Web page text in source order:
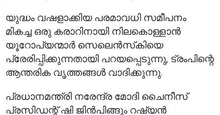
യുദ്ധം വഷളാക്കിയ പരമാവധി സമീപനം
മികച്ച ഒരു കരാറിനായി നിലകൊള്ളാൻ
യൂറോപ്യന്മാർ സെലെൻസ്‌കിയെ
പ്രേരിപ്പിക്കുന്നതായി പറയപ്പെടുന്നു, ട്രംപിന്റെ
ആന്തരിക വൃത്തങ്ങൾ വാദിക്കുന്നു.
പ്രധാനമന്ത്രി നരേന്ദ്ര മോദി ചൈനീസ്
പ്രസിഡന്റ് ഷി ജിൻപിങ്ങും റഷ്യൻ